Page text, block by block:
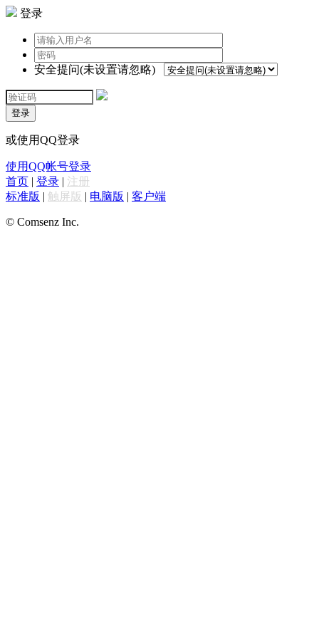
登录
安全提问(未设置请忽略)
登录
或使用QQ登录
使用QQ帐号登录
首页 | 登录 | 注册
标准版 | 触屏版 | 电脑版 | 客户端
© Comsenz Inc.